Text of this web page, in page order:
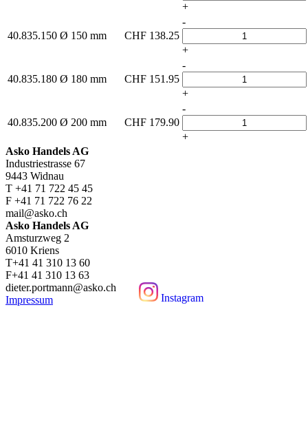
Instagram
+
40.835.150 Ø 150 mm CHF 138.25
-
+
40.835.180 Ø 180 mm CHF 151.95
-
+
40.835.200 Ø 200 mm CHF 179.90
-
+
Asko Handels AG
Industriestrasse 67
9443 Widnau
T +41 71 722 45 45
F +41 71 722 76 22
mail@asko.ch
Asko Handels AG
Amsturzweg 2
6010 Kriens
T+41 41 310 13 60
F+41 41 310 13 63
dieter.portmann@asko.ch
Impressum